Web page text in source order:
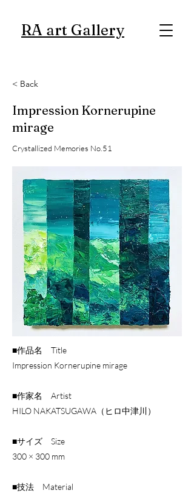
RA art Gallery
< Back
Impression Kornerupine
mirage
Crystallized Memories No.51
■作品名 Title
Impression Kornerupine mirage
■作家名 Artist
HILO NAKATSUGAWA（ヒロ中津川）
■サイズ Size
300 × 300 mm
■技法 Material